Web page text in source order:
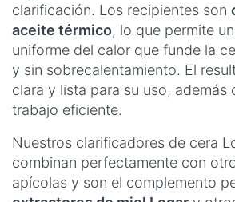
clarificación. Los recipientes son
aceite térmico, lo que permite
uniforme del calor que funde la
y sin sobrecalentamiento. El
clara y lista para su uso, además
trabajo eficiente.
Nuestros clarificadores de cera
combinan perfectamente con
apícolas y son el complemento